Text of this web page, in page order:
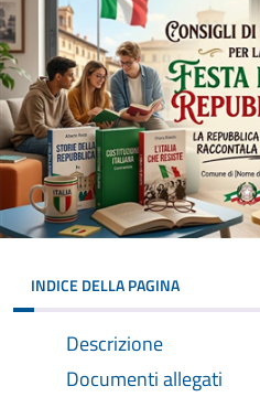
INDICE DELLA PAGINA
Descrizione
Documenti allegati